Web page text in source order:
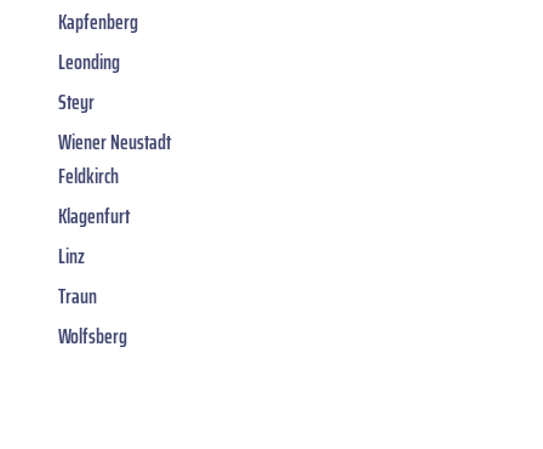
Kapfenberg
Leonding
Steyr
Wiener Neustadt
Feldkirch
Klagenfurt
Linz
Traun
Wolfsberg